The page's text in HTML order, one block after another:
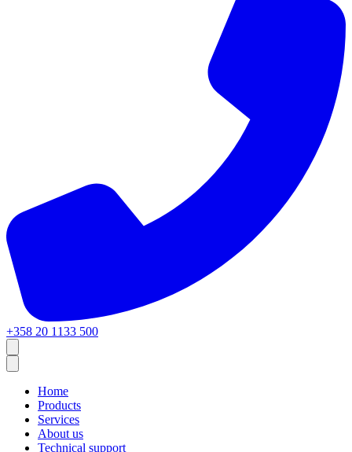
+358 20 1133 500
Home
Products
Services
About us
Technical support